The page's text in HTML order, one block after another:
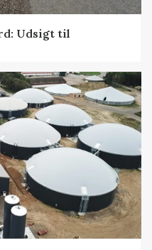
Udsigt til